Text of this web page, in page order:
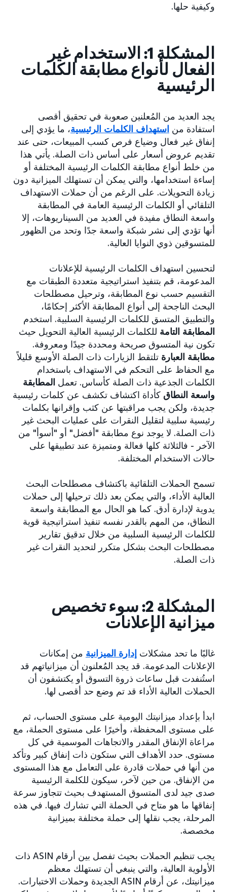
وكيفية حلها.
المشكلة 1: الاستخدام غير
الفعال لأنواع مطابقة الكلمات
الرئيسية
يجد العديد من المُعلنين صعوبة في تحقيق أقصى
استفادة من استهداف الكلمات الرئيسية، ما يؤدي إلى
إنفاق غير فعال وضياع فرص كسب المبيعات، حتى عند
تقديم عروض أسعار على أساس ذات الصلة. يأتي هذا
من خلط أنواع مطابقة الكلمات الرئيسية المختلفة أو
إساءة استخدامها، والتي يمكن أن تستهلك الميزانية دون
زيادة التحويلات. على الرغم من أن حملات الاستهداف
التلقائي أو الكلمات الرئيسية العامة في المطابقة
واسعة النطاق مفيدة في العديد من السيناريوهات، إلا
أنها تؤدي إلى نشر شبكة واسعة جدًا وتحد من الظهور
للمتسوقين ذوي النوايا العالية.
لتحسين استهداف الكلمات الرئيسية للإعلانات
المدعومة، قم بتنفيذ استراتيجية متعددة الطبقات مع
التقسيم حسب نوع المطابقة، وترحيل مصطلحات
البحث الناجحة إلى أنواع المطابقة الأكثر إحكامًا،
والتطبيق المتسق للكلمات الرئيسية السلبية. استخدم
المطابقة التامة للكلمات الرئيسية العالية التحويل حيث
تكون نية المتسوق صريحة ومحددة جيدًا ومعروفة.
مطابقة العبارة تلتقط الزيارات ذات الصلة الأوسع قليلاً
مع الحفاظ على التحكم في الاستهداف باستخدام
الكلمات الجذعية ذات الصلة كأساس. تعمل المطابقة
واسعة النطاق كأداة اكتشاف تكشف عن كلمات رئيسية
جديدة، ولكن يجب مراقبتها عن كثب وإقرانها بكلمات
رئيسية سلبية لتقليل النقرات على عمليات البحث غير
ذات الصلة. لا يوجد نوع مطابقة "أفضل" أو "أسوأ" من
الآخر - فالثلاثة كلها فعالة ومتميزة عند تطبيقها على
حالات الاستخدام المختلفة.
تسمح الحملات التلقائية باكتشاف مصطلحات البحث
العالية الأداء، والتي يمكن بعد ذلك ترحيلها إلى حملات
يدوية لإدارة أدق. كما هو الحال مع المطابقة واسعة
النطاق، من المهم بالقدر نفسه تنفيذ استراتيجية قوية
للكلمات الرئيسية السلبية من خلال تدقيق تقارير
مصطلحات البحث بشكل متكرر لتحديد النقرات غير
ذات الصلة.
المشكلة 2: سوء تخصيص
ميزانية الإعلانات
غالبًا ما تحد مشكلات إدارة الميزانية من إمكانات
الإعلانات المدعومة. قد يجد المُعلنون أن ميزانياتهم قد
استُنفدت قبل ساعات ذروة التسوق أو يكتشفون أن
الحملات العالية الأداء قد تم وضع حد أقصى لها.
ابدأ بإعداد ميزانيتك اليومية على مستوى الحساب، ثم
على مستوى المحفظة، وأخيرًا على مستوى الحملة، مع
مراعاة الإنفاق المقدر والاتجاهات الموسمية في كل
مستوى. حدد الأهداف التي ستكون ذات إنفاق كبير وتأكد
من أنها في حملات قادرة على التعامل مع هذا المستوى
من الإنفاق. من حين لآخر، سيكون للكلمة الرئيسية
صدى جيد لدى المتسوق المستهدف بحيث تتجاوز سرعة
إنفاقها ما هو متاح في الحملة التي تشارك فيها. في هذه
المرحلة، يجب نقلها إلى حملة مختلفة بميزانية
مخصصة.
يجب تنظيم الحملات بحيث تفصل بين أرقام ASIN ذات
الأولوية العالية، والتي ينبغي أن تستهلك معظم
ميزانيتك، عن أرقام ASIN الجديدة وحملات الاختبارات.